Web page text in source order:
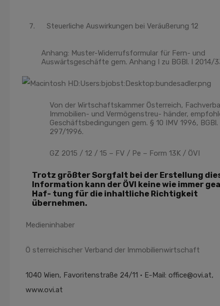
Steuerliche Auswirkungen bei Veräußerung 12
Anhang: Muster-Widerrufsformular für Fern- und
Auswärtsgeschäfte gem. Anhang I zu BGBl. I 2014/
Von der Wirtschaftskammer Österreich,
Immobilien- und Vermögenstreu- händer,
Geschäftsbedingungen gem. § 10 IMV 1996, BGBl.
297/1996.
GZ 2015 / 12 / 15 – FV / Pe – Form 13K / ÖVI
Trotz größter Sorgfalt bei der Erstellung
Information kann der ÖVI keine wie immer
Haf- tung für die inhaltliche Richtigkeit
übernehmen.
Medieninhaber
Ö sterreichischer Verband der Immobilienwirtschaft
1040 Wien, Favoritenstraße 24/11 • E-Mail: office@ovi.at,
www.ovi.at